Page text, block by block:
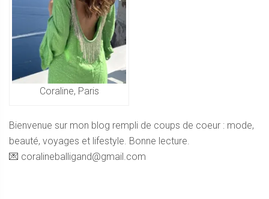
Coraline, Paris
Bienvenue sur mon blog rempli de coups de coeur : mode,
beauté, voyages et lifestyle. Bonne lecture.
💌 coralineballigand@gmail.com